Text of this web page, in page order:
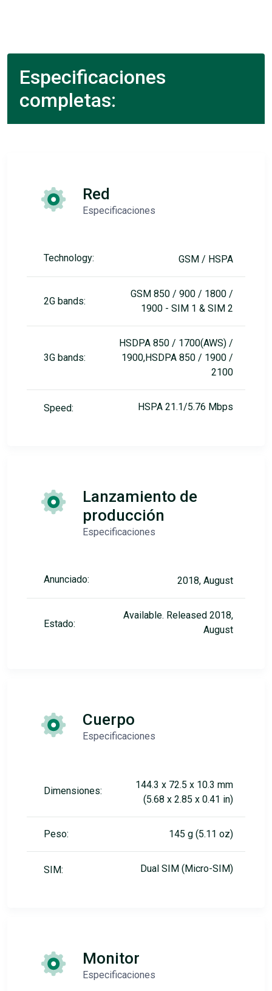
Especificaciones
completas:
Red
Especificaciones
Technology: GSM / HSPA
2G bands:
GSM 850 / 900 / 1800 /
1900 - SIM 1 & SIM 2
3G bands:
HSDPA 850 / 1700(AWS) /
1900,HSDPA 850 / 1900 /
2100
Speed: HSPA 21.1/5.76 Mbps
Lanzamiento de
producción
Especificaciones
Anunciado: 2018, August
Estado:
Available. Released 2018,
August
Cuerpo
Especificaciones
Dimensiones:
144.3 x 72.5 x 10.3 mm
(5.68 x 2.85 x 0.41 in)
Peso: 145 g (5.11 oz)
SIM: Dual SIM (Micro-SIM)
Monitor
Especificaciones